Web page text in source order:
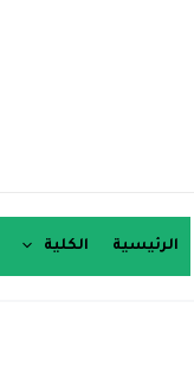
الرئيسية الكلية